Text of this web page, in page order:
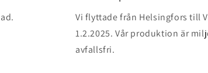
Vi flyttade från Helsingfors till
1.2.2025. Vår produktion är
avfallsfri.